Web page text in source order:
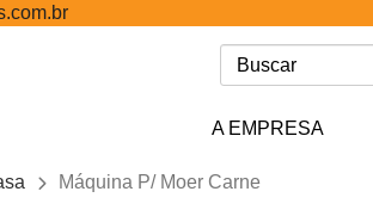
A EMPRESA
Máquina P/ Moer Carne